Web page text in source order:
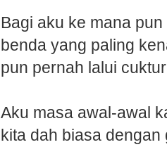
Bagi aku ke mana
benda yang paling
pun pernah lalui
Aku masa awal-awal
kita dah biasa